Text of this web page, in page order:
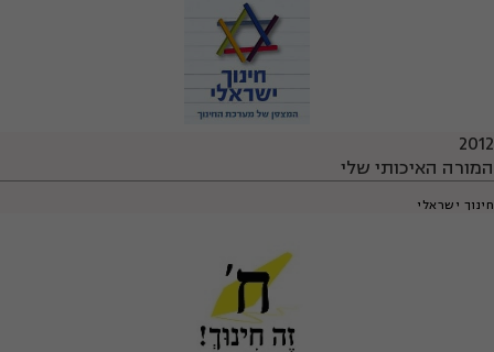
2012
המורה האיכותי שלי
חינוך ישראלי